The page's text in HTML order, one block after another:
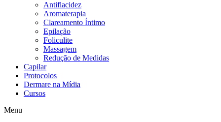
Antiflacidez
Aromaterapia
Clareamento Íntimo
Epilação
Foliculite
Massagem
Redução de Medidas
Capilar
Protocolos
Dermare na Mídia
Cursos
Menu